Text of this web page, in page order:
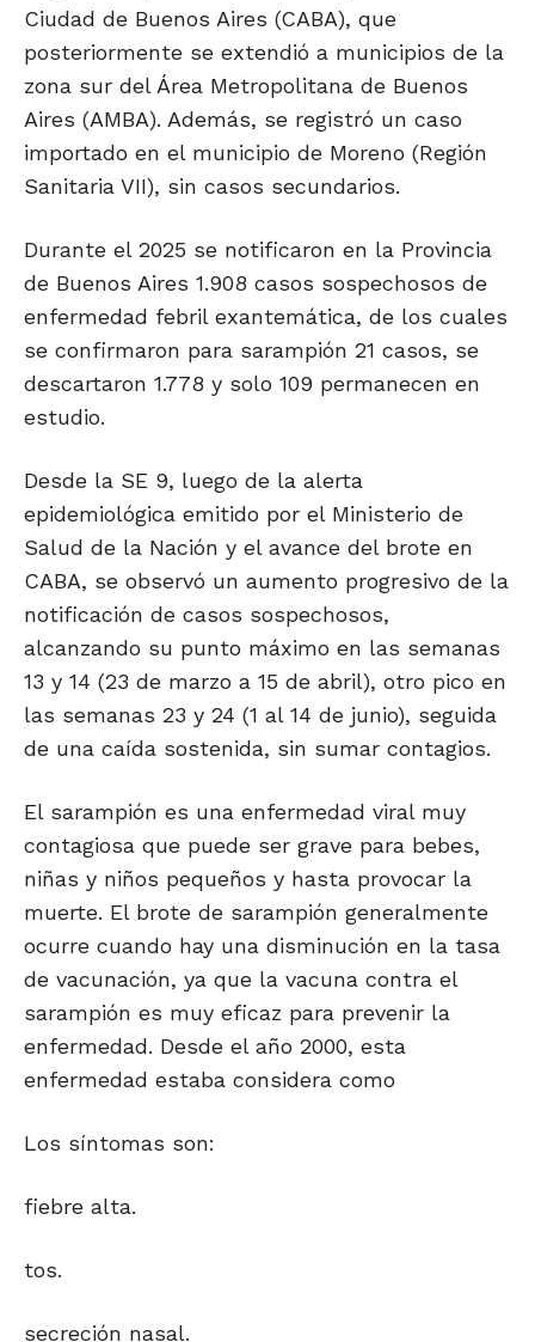
Ciudad de Buenos Aires (CABA), que
posteriormente se extendió a municipios de la
zona sur del Área Metropolitana de Buenos
Aires (AMBA). Además, se registró un caso
importado en el municipio de Moreno (Región
Sanitaria VII), sin casos secundarios.
Durante el 2025 se notificaron en la Provincia
de Buenos Aires 1.908 casos sospechosos de
enfermedad febril exantemática, de los cuales
se confirmaron para sarampión 21 casos, se
descartaron 1.778 y solo 109 permanecen en
estudio.
Desde la SE 9, luego de la alerta
epidemiológica emitido por el Ministerio de
Salud de la Nación y el avance del brote en
CABA, se observó un aumento progresivo de la
notificación de casos sospechosos,
alcanzando su punto máximo en las semanas
13 y 14 (23 de marzo a 15 de abril), otro pico en
las semanas 23 y 24 (1 al 14 de junio), seguida
de una caída sostenida, sin sumar contagios.
El sarampión es una enfermedad viral muy
contagiosa que puede ser grave para bebes,
niñas y niños pequeños y hasta provocar la
muerte. El brote de sarampión generalmente
ocurre cuando hay una disminución en la tasa
de vacunación, ya que la vacuna contra el
sarampión es muy eficaz para prevenir la
enfermedad. Desde el año 2000, esta
enfermedad estaba considera como
Los síntomas son:
fiebre alta.
tos.
secreción nasal.